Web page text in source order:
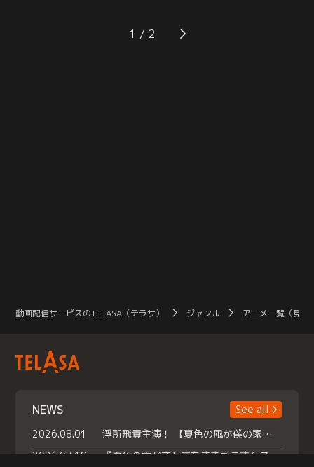
し、早速修理を依頼するのだが、そ
もそもなぜこんな遠い星でヒザクリ
では関所を通過できず、宇宙入管管
理局に送られてしまうと知る。その
1
動画配信サービスのTELASA（テラサ） ジャンル アニメ一覧（見放
NEWS
See all
2026.08.01
浮所飛貴主演！ 【夏色の風が僕の家にやってきた】 本日よりテラサで独占配信スタート！
2026.07.18
『夏色の雲が恋と嵐をまきおこす』スペシャルメイキング 【Part1】2026年７月18日（土）23時30分～配信スタート！話題のシーンの裏側を大公開！豪華キャスト大集合！ 『武宮家 真夏の家族会議』開催！